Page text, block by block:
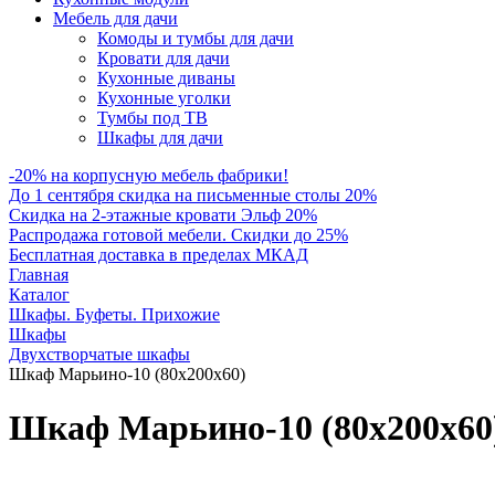
Мебель для дачи
Комоды и тумбы для дачи
Кровати для дачи
Кухонные диваны
Кухонные уголки
Тумбы под ТВ
Шкафы для дачи
-20% на корпусную мебель фабрики!
До 1 сентября скидка на письменные столы 20%
Скидка на 2-этажные кровати Эльф 20%
Распродажа готовой мебели. Скидки до 25%
Бесплатная доставка в пределах МКАД
Главная
Каталог
Шкафы. Буфеты. Прихожие
Шкафы
Двухстворчатые шкафы
Шкаф Марьино-10 (80х200х60)
Шкаф Марьино-10